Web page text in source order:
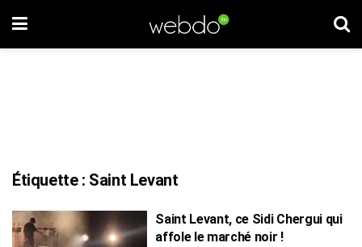
Étiquette : Saint Levant
Saint Levant, ce Sidi Chergui qui
affole le marché noir !